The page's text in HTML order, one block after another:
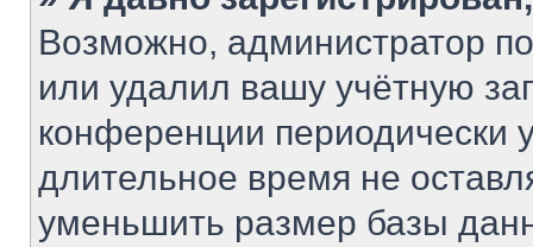
Возможно, администратор
или удалил вашу учётную
конференции периодически
длительное время не
уменьшить размер базы